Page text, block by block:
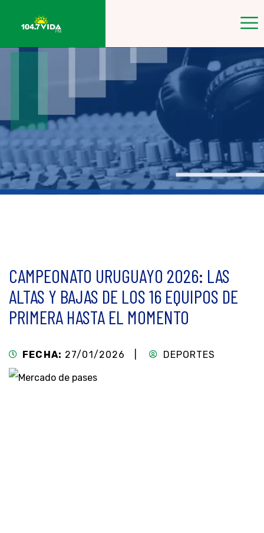
CAMPEONATO URUGUAYO 2026: LAS
ALTAS Y BAJAS DE LOS 16 EQUIPOS DE
PRIMERA HASTA EL MOMENTO
FECHA: 27/01/2026 | DEPORTES